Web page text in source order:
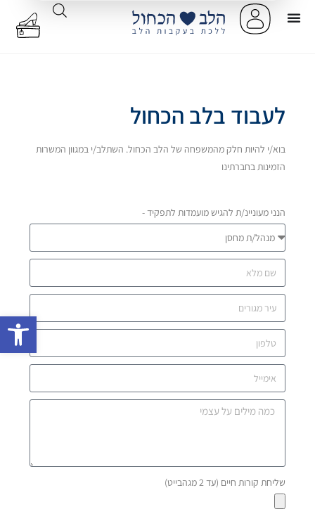
לעבוד בלב הכחול
בוא/י להיות חלק מהמשפחה של הלב הכחול. השתלב/י במגוון המשרות
הזמינות בחברתינו
הנני מעוניינ/ת להגיש מועמדות לתפקיד -
שליחת קורות חיים (עד 2 מגהבייט)